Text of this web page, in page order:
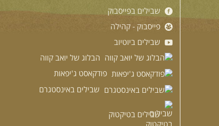
שבילים בפייסבוק
פייסבוק - קהילה
שבילים ביוטיוב
הבלוג של יואב קווה
פודקאסט ג'יפאות
שבילים באינסטגרם
שבילים בטיקטוק